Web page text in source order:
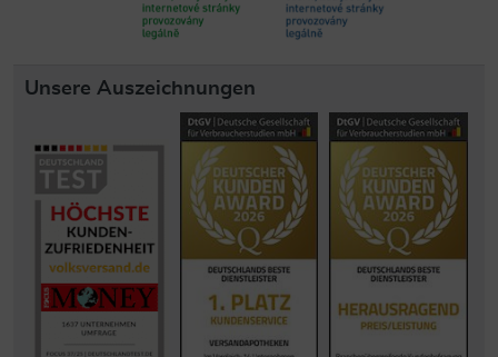
Unsere Auszeichnungen